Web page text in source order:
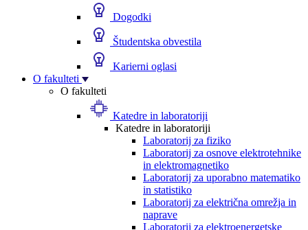
Dogodki
Študentska obvestila
Karierni oglasi
O fakulteti
O fakulteti
Katedre in laboratoriji
Katedre in laboratoriji
Laboratorij za fiziko
Laboratorij za osnove elektrotehnike
in elektromagnetiko
Laboratorij za uporabno matematiko
in statistiko
Laboratorij za električna omrežja in
naprave
Laboratorij za elektroenergetske